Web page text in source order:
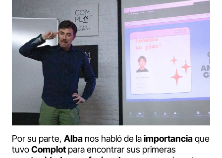
Por su parte, Alba nos habló de laimportanciaque
tuvoComplot para encontrar sus primeras